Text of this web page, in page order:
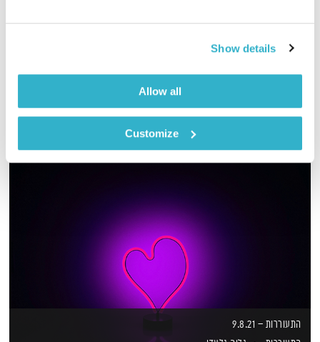
Show details
Allow all
Customize
היום
אודיו
התעוררות – 9.8.21